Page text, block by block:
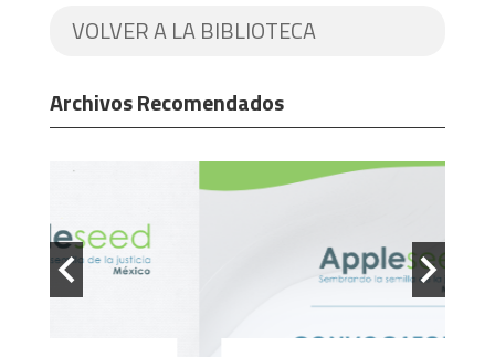
VOLVER A LA BIBLIOTECA
Archivos Recomendados